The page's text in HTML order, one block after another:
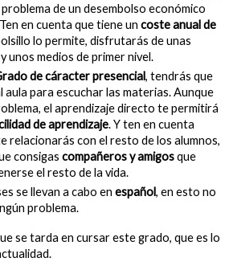
de un desembolso económico
en cuenta que tiene un coste anual de
lo permite, disfrutarás de unas
unos medios de primer nivel.
de cáracter presencial, tendrás que
aula para escuchar las materias. Aunque
el aprendizaje directo te permitirá
de aprendizaje. Y ten en cuenta
relacionarás con el resto de los alumnos,
consigas compañeros y amigosque
el resto de la vida.
se llevan a cabo en español, en esto no
problema.
se tarda en cursar este grado, que es lo